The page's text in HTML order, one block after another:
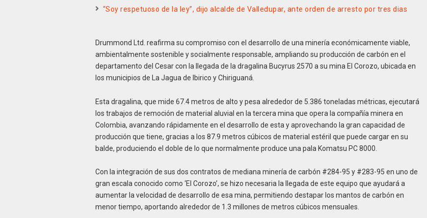
“Soy respetuoso de la ley”, dijo alcalde de Valledupar, ante orden de arresto por tres dias
Drummond Ltd. reafirma su compromiso con el desarrollo de una minería económicamente viable,
ambientalmente sostenible y socialmente responsable, ampliando su producción de carbón en el
departamento del Cesar con la llegada de la dragalina Bucyrus 2570 a su mina El Corozo, ubicada en
los municipios de La Jagua de Ibirico y Chiriguaná.
Esta dragalina, que mide 67.4 metros de alto y pesa alrededor de 5.386 toneladas métricas, ejecutará
los trabajos de remoción de material aluvial en la tercera mina que opera la compañía minera en
Colombia, avanzando rápidamente en el desarrollo de esta y aprovechando la gran capacidad de
producción que tiene, gracias a los 87.9 metros cúbicos de material estéril que puede cargar en su
balde, produciendo el doble de lo que normalmente produce una pala Komatsu PC 8000.
Con la integración de sus dos contratos de mediana minería de carbón #284-95 y #283-95 en uno de
gran escala conocido como ‘El Corozo’, se hizo necesaria la llegada de este equipo que ayudará a
aumentar la velocidad de desarrollo de esa mina, permitiendo destapar los mantos de carbón en
menor tiempo, aportando alrededor de 1.3 millones de metros cúbicos mensuales.